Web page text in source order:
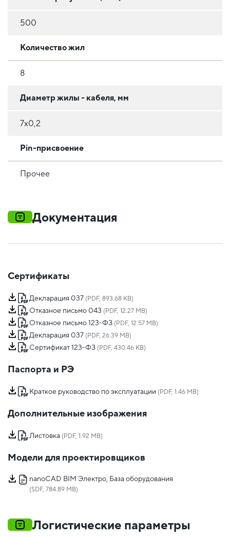
500
Количество жил
8
Диаметр жилы - кабеля, мм
7x0,2
Pin-присвоение
Прочее
Документация
Сертификаты
Декларация 037 (PDF, 893.68 KB)
Отказное письмо 043 (PDF, 12.27 MB)
Отказное письмо 123-ФЗ (PDF, 12.57 MB)
Декларация 037 (PDF, 26.39 MB)
Сертификат 123-ФЗ (PDF, 430.46 KB)
Паспорта и РЭ
Краткое руководство по эксплуатации (PDF, 1.46 MB)
Дополнительные изображения
Листовка (PDF, 1.92 MB)
Модели для проектировщиков
nanoCAD BIM Электро, База оборудования
(SDF, 784.89 MB)
Логистические параметры